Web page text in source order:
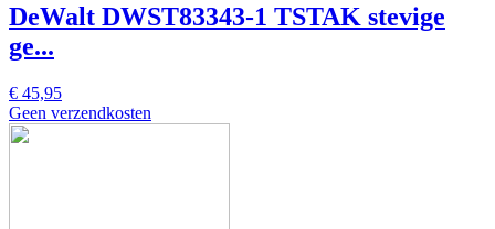
DeWalt DWST83343-1 TSTAK stevige
ge...
€ 45,95
Geen verzendkosten